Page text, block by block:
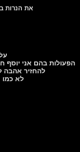
את הנרות
הפעולות בהם אני יוסף
להחזיר אהבה לפי
לא כמו מאגיה